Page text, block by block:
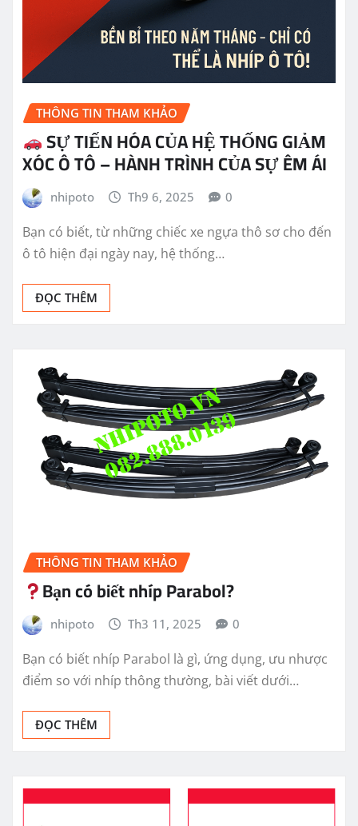
THÔNG TIN THAM KHẢO
SỰ TIẾN HÓA CỦA HỆ THỐNG GIẢM
XÓC Ô TÔ – HÀNH TRÌNH CỦA SỰ ÊM ÁI
nhipoto Th9 6, 2025 0
Bạn có biết, từ những chiếc xe ngựa thô sơ cho đến
ô tô hiện đại ngày nay, hệ thống…
ĐỌC THÊM
THÔNG TIN THAM KHẢO
Bạn có biết nhíp Parabol?
nhipoto Th3 11, 2025 0
Bạn có biết nhíp Parabol là gì, ứng dụng, ưu nhược
điểm so với nhíp thông thường, bài viết dưới…
ĐỌC THÊM